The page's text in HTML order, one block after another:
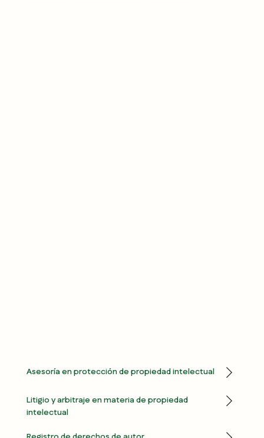
Asesoría en protección de propiedad intelectual
Acompañamos a empresas en el diseño de
estrategias para proteger sus activos
intangibles desde una visión integral del
Litigio y arbitraje en materia de propiedad
intelectual
Representamos a empresas en controversias